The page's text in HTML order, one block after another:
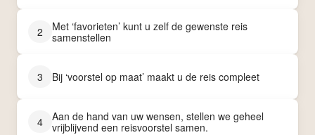
2
Met ‘favorieten’ kunt u zelf de gewenste reis
samenstellen
3 Bij ‘voorstel op maat’ maakt u de reis compleet
4
Aan de hand van uw wensen, stellen we geheel
vrijblijvend een reisvoorstel samen.